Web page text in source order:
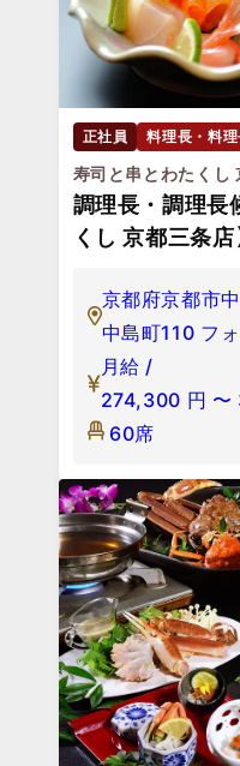
正社員 料理長・料
寿司と串とわたくし
調理長・調理長
くし 京都三条店
京都府京都市
中島町110 フ
月給 /
274,300 円 〜
60席